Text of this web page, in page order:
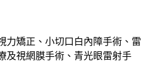
力矯正、小切口白內障手術、雷
及視網膜手術、青光眼雷射手